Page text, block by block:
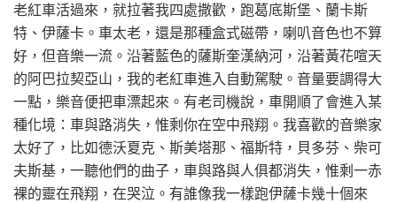
老紅車活過來，就拉著我四處撒歡，跑葛底斯堡、蘭卡斯
特、伊薩卡。車太老，還是那種盒式磁帶，喇叭音色也不算
好，但音樂一流。沿著藍色的薩斯奎漢納河，沿著黃花喧天
的阿巴拉契亞山，我的老紅車進入自動駕駛。音量要調得大
一點，樂音便把車漂起來。有老司機說，車開順了會進入某
種化境：車與路消失，惟剩你在空中飛翔。我喜歡的音樂家
太好了，比如德沃夏克、斯美塔那、福斯特，貝多芬、柴可
夫斯基，一聽他們的曲子，車與路與人俱都消失，惟剩一赤
裸的靈在飛翔，在哭泣。有誰像我一樣跑伊薩卡幾十個來